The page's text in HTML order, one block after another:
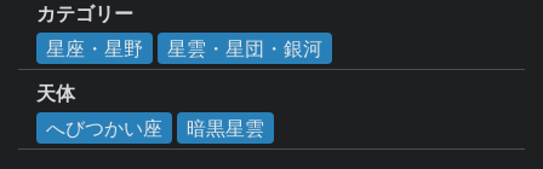
カテゴリー
星座・星野
星雲・星団・銀河
天体
へびつかい座
暗黒星雲